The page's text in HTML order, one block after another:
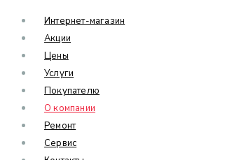
Интернет-магазин
Акции
Цены
Услуги
Покупателю
О компании
Ремонт
Сервис